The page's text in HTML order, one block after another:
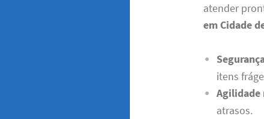
atender
em Cidade
itens
Agilidade
atrasos.